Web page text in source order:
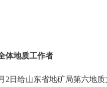
体地质工作者
给山东省地矿局第六地质